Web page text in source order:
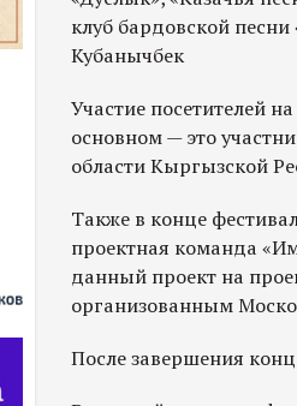
клуб бардовской
Кубанычбек
Участие посетителей
основном — это
области Кыргызской
Также в конце
проектная команда
данный проект на
организованным
После завершения